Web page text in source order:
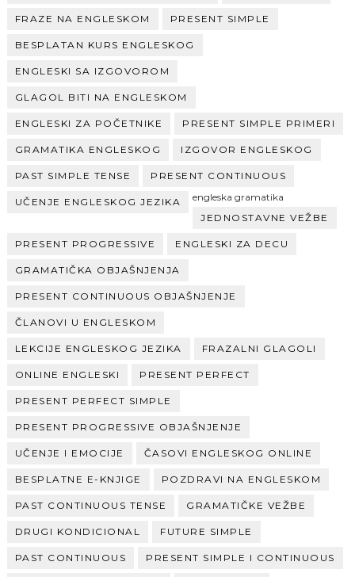
FRAZE NA ENGLESKOM PRESENT SIMPLE
BESPLATAN KURS ENGLESKOG
ENGLESKI SA IZGOVOROM
GLAGOL BITI NA ENGLESKOM
ENGLESKI ZA POČETNIKE PRESENT SIMPLE PRIMERI
GRAMATIKA ENGLESKOG IZGOVOR ENGLESKOG
PAST SIMPLE TENSE PRESENT CONTINUOUS
UČENJE ENGLESKOG JEZIKA
engleska gramatika
JEDNOSTAVNE VEŽBE
PRESENT PROGRESSIVE ENGLESKI ZA DECU
GRAMATIČKA OBJAŠNJENJA
PRESENT CONTINUOUS OBJAŠNJENJE
ČLANOVI U ENGLESKOM
LEKCIJE ENGLESKOG JEZIKA FRAZALNI GLAGOLI
ONLINE ENGLESKI PRESENT PERFECT
PRESENT PERFECT SIMPLE
PRESENT PROGRESSIVE OBJAŠNJENJE
UČENJE I EMOCIJE ČASOVI ENGLESKOG ONLINE
BESPLATNE E-KNJIGE POZDRAVI NA ENGLESKOM
PAST CONTINUOUS TENSE GRAMATIČKE VEŽBE
DRUGI KONDICIONAL FUTURE SIMPLE
PAST CONTINUOUS PRESENT SIMPLE I CONTINUOUS